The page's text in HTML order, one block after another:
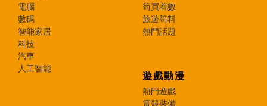
電腦
數碼
智能家居
科技
汽車
人工智能
筍買着數
旅遊筍料
熱門話題
遊戲動漫
熱門遊戲
電競裝備